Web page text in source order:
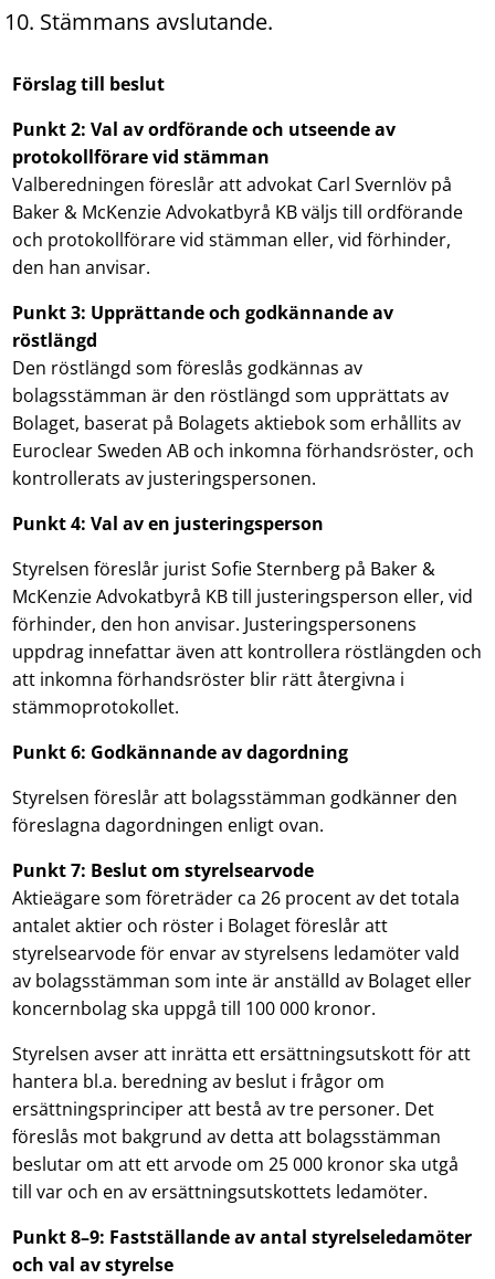
Stämmans avslutande.
Förslag till beslut
Punkt2: Val av ordförande och utseende av
protokollförare vid stämman
Valberedningen föreslår att advokat Carl Svernlöv på
Baker & McKenzie Advokatbyrå KB väljs till ordförande
och protokollförare vid stämman eller, vid förhinder,
den han anvisar.
Punkt3: Upprättande och godkännande av
röstlängd
Den röstlängd som föreslås godkännas av
bolagsstämman är den röstlängd som upprättats av
Bolaget, baserat på Bolagets aktiebok som erhållits av
Euroclear Sweden AB och inkomna förhandsröster, och
kontrollerats av justeringspersonen.
Punkt4: Val av en justeringsperson
Styrelsen föreslår jurist Sofie Sternberg på Baker &
McKenzie Advokatbyrå KB till justeringsperson eller, vid
förhinder, den hon anvisar. Justeringspersonens
uppdrag innefattar även att kontrollera röstlängden och
att inkomna förhandsröster blir rätt återgivna i
stämmoprotokollet.
Punkt6: Godkännande av dagordning
Styrelsen föreslår att bolagsstämman godkänner den
föreslagna dagordningen enligt ovan.
Punkt7: Beslut om styrelsearvode
Aktieägare som företräder ca 26 procent av det totala
antalet aktier och röster i Bolaget föreslår att
styrelsearvode för envar av styrelsens ledamöter vald
av bolagsstämman som inte är anställd av Bolaget eller
koncernbolag ska uppgå till 100 000 kronor.
Styrelsen avser att inrätta ett ersättningsutskott för att
hantera bl.a. beredning av beslut i frågor om
ersättningsprinciper att bestå av tre personer. Det
föreslås mot bakgrund av detta att bolagsstämman
beslutar om att ett arvode om 25 000 kronor ska utgå
till var och en av ersättningsutskottets ledamöter.
Punkt8–9: Fastställande av antal styrelseledamöter
och val av styrelse